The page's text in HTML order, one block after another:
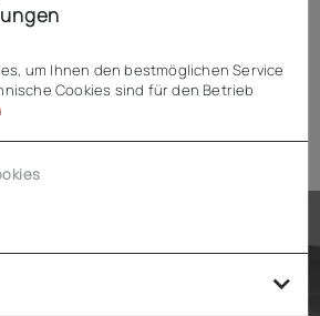
um Ihnen den bestmöglichen Service
Cookies sind für den Betrieb